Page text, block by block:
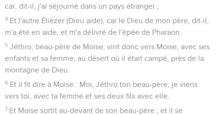
car, dit-il, j'ai séjourné dans un pays étranger ;
4 Et l'autre Éliézer (Dieu aide), car le Dieu de mon père, dit-il,
m'a été en aide, et m'a délivré de l'épée de Pharaon.
5 Jéthro, beau-père de Moïse, vint donc vers Moïse, avec ses
enfants et sa femme, au désert où il était campé, près de la
montagne de Dieu.
6 Et il fit dire à Moïse : Moi, Jéthro ton beau-père, je viens
vers toi, avec ta femme et ses deux fils avec elle.
7 Et Moïse sortit au-devant de son beau-père ; et il se